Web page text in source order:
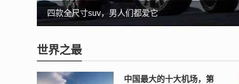
江铃驭胜发动机，让福特“退位让贤”
混合动力suv，这四款最值得购买
四款全尺寸suv，男人们都爱它
这几款柴油suv性能强又省油，纯爷们都想要
世界之最
中国最大的十大机场，第